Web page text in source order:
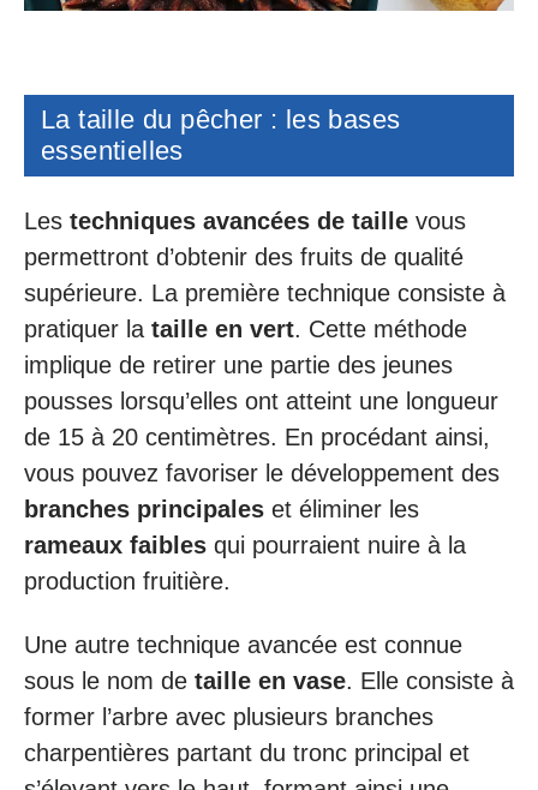
La taille du pêcher : les bases
essentielles
Les techniques avancées de taille vous
permettront d’obtenir des fruits de qualité
supérieure. La première technique consiste à
pratiquer la taille en vert. Cette méthode
implique de retirer une partie des jeunes
pousses lorsqu’elles ont atteint une longueur
de 15 à 20 centimètres. En procédant ainsi,
vous pouvez favoriser le développement des
branches principales et éliminer les
rameaux faibles qui pourraient nuire à la
production fruitière.
Une autre technique avancée est connue
sous le nom de taille en vase. Elle consiste à
former l’arbre avec plusieurs branches
charpentières partant du tronc principal et